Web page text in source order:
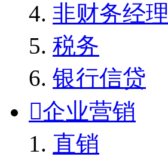
非财务经理
税务
银行信贷
企业营销
直销